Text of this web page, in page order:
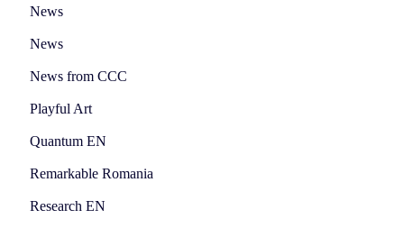
News
News
News from CCC
Playful Art
Quantum EN
Remarkable Romania
Research EN